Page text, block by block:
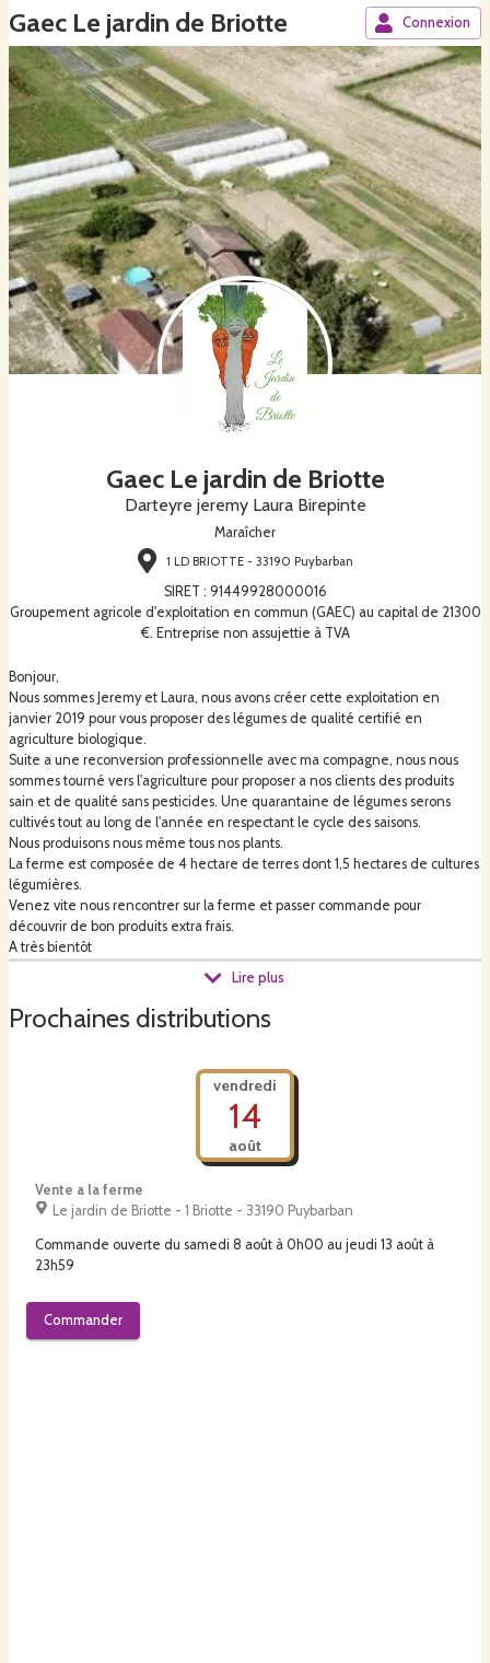
Gaec Le jardin de Briotte Connexion
Gaec Le jardin de Briotte
Darteyre jeremy Laura Birepinte
Maraîcher
1 LD BRIOTTE - 33190 Puybarban
SIRET : 91449928000016
Groupement agricole d'exploitation en commun (GAEC) au capital de 21300
€. Entreprise non assujettie à TVA
Bonjour,
Nous sommes Jeremy et Laura, nous avons créer cette exploitation en
janvier 2019 pour vous proposer des légumes de qualité certifié en
agriculture biologique.
Suite a une reconversion professionnelle avec ma compagne, nous nous
sommes tourné vers l'agriculture pour proposer a nos clients des produits
sain et de qualité sans pesticides. Une quarantaine de légumes serons
cultivés tout au long de l'année en respectant le cycle des saisons.
Nous produisons nous même tous nos plants.
La ferme est composée de 4 hectare de terres dont 1,5 hectares de cultures
légumières.
Venez vite nous rencontrer sur la ferme et passer commande pour
découvrir de bon produits extra frais.
A très bientôt
Jérémy et Laura
Lire plus
Prochaines distributions
vendredi
14
août
Vente a la ferme
Le jardin de Briotte - 1 Briotte - 33190 Puybarban
Commande ouverte du samedi 8 août à 0h00 au jeudi 13 août à
23h59
Commander